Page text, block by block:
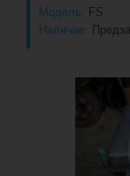
Модель: FS
Наличие: